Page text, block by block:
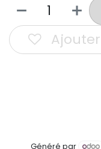
Généré par